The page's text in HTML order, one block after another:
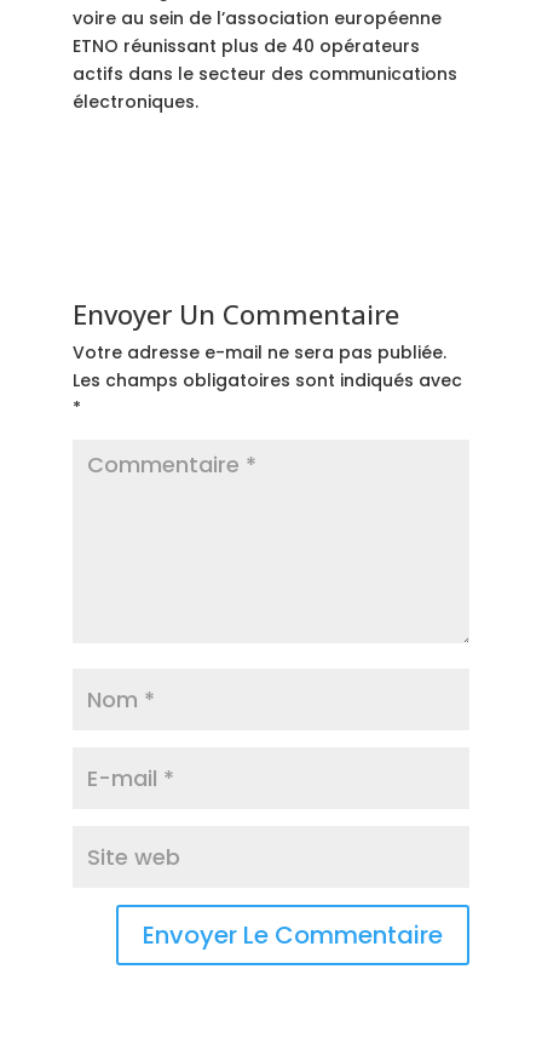
voire au sein de l’association européenne
ETNO réunissant plus de 40 opérateurs
actifs dans le secteur des communications
électroniques.
Envoyer Un Commentaire
Votre adresse e-mail ne sera pas publiée.
Les champs obligatoires sont indiqués avec
*